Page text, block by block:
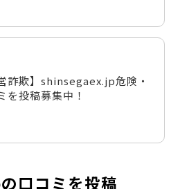
詐欺】shinsegaex.jp危険・
を投稿募集中！
口コミを投稿